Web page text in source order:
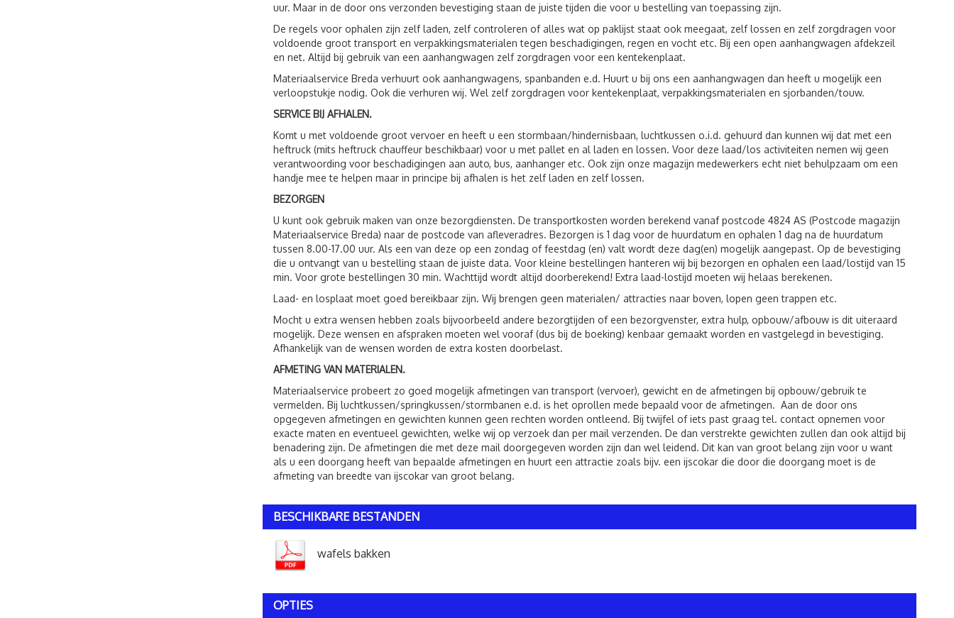
uur. Maar in de door ons verzonden bevestiging staan de juiste tijden die voor u bestelling van toepassing zijn.
De regels voor ophalen zijn zelf laden, zelf controleren of alles wat op paklijst staat ook meegaat, zelf lossen en zelf zorgdragen voor
voldoende groot transport en verpakkingsmaterialen tegen beschadigingen, regen en vocht etc. Bij een open aanhangwagen afdekzeil
en net. Altijd bij gebruik van een aanhangwagen zelf zorgdragen voor een kentekenplaat.
Materiaalservice Breda verhuurt ook aanhangwagens, spanbanden e.d. Huurt u bij ons een aanhangwagen dan heeft u mogelijk een
verloopstukje nodig. Ook die verhuren wij. Wel zelf zorgdragen voor kentekenplaat, verpakkingsmaterialen en sjorbanden/touw.
SERVICE BIJ AFHALEN.
Komt u met voldoende groot vervoer en heeft u een stormbaan/hindernisbaan, luchtkussen o.i.d. gehuurd dan kunnen wij dat met een
heftruck (mits heftruck chauffeur beschikbaar) voor u met pallet en al laden en lossen. Voor deze laad/los activiteiten nemen wij geen
verantwoording voor beschadigingen aan auto, bus, aanhanger etc. Ook zijn onze magazijn medewerkers echt niet behulpzaam om een
handje mee te helpen maar in principe bij afhalen is het zelf laden en zelf lossen.
BEZORGEN
U kunt ook gebruik maken van onze bezorgdiensten. De transportkosten worden berekend vanaf postcode 4824 AS (Postcode magazijn
Materiaalservice Breda) naar de postcode van afleveradres. Bezorgen is 1 dag voor de huurdatum en ophalen 1 dag na de huurdatum
tussen 8.00-17.00 uur. Als een van deze op een zondag of feestdag (en) valt wordt deze dag(en) mogelijk aangepast. Op de bevestiging
die u ontvangt van u bestelling staan de juiste data. Voor kleine bestellingen hanteren wij bij bezorgen en ophalen een laad/lostijd van 15
min. Voor grote bestellingen 30 min. Wachttijd wordt altijd doorberekend! Extra laad-lostijd moeten wij helaas berekenen.
Laad- en losplaat moet goed bereikbaar zijn. Wij brengen geen materialen/ attracties naar boven, lopen geen trappen etc.
Mocht u extra wensen hebben zoals bijvoorbeeld andere bezorgtijden of een bezorgvenster, extra hulp, opbouw/afbouw is dit uiteraard
mogelijk. Deze wensen en afspraken moeten wel vooraf (dus bij de boeking) kenbaar gemaakt worden en vastgelegd in bevestiging.
Afhankelijk van de wensen worden de extra kosten doorbelast.
AFMETING VAN MATERIALEN.
Materiaalservice probeert zo goed mogelijk afmetingen van transport (vervoer), gewicht en de afmetingen bij opbouw/gebruik te
vermelden. Bij luchtkussen/springkussen/stormbanen e.d. is het oprollen mede bepaald voor de afmetingen. Aan de door ons
opgegeven afmetingen en gewichten kunnen geen rechten worden ontleend. Bij twijfel of iets past graag tel. contact opnemen voor
exacte maten en eventueel gewichten, welke wij op verzoek dan per mail verzenden. De dan verstrekte gewichten zullen dan ook altijd bij
benadering zijn. De afmetingen die met deze mail doorgegeven worden zijn dan wel leidend. Dit kan van groot belang zijn voor u want
als u een doorgang heeft van bepaalde afmetingen en huurt een attractie zoals bijv. een ijscokar die door die doorgang moet is de
afmeting van breedte van ijscokar van groot belang.
BESCHIKBARE BESTANDEN
wafels bakken
OPTIES